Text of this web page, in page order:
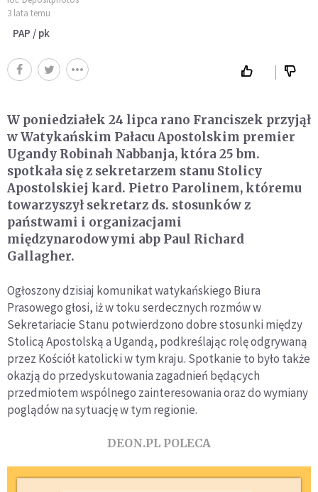
3 lata temu
PAP / pk
W poniedziałek 24 lipca rano Franciszek przyjął
w Watykańskim Pałacu Apostolskim premier
Ugandy Robinah Nabbanja, która 25 bm.
spotkała się z sekretarzem stanu Stolicy
Apostolskiej kard. Pietro Parolinem, któremu
towarzyszył sekretarz ds. stosunków z
państwami i organizacjami
międzynarodowymi abp Paul Richard
Gallagher.
Ogłoszony dzisiaj komunikat watykańskiego Biura
Prasowego głosi, iż w toku serdecznych rozmów w
Sekretariacie Stanu potwierdzono dobre stosunki między
Stolicą Apostolską a Ugandą, podkreślając rolę odgrywaną
przez Kościół katolicki w tym kraju. Spotkanie to było także
okazją do przedyskutowania zagadnień będących
przedmiotem wspólnego zainteresowania oraz do wymiany
poglądów na sytuację w tym regionie.
DEON.PL POLECA